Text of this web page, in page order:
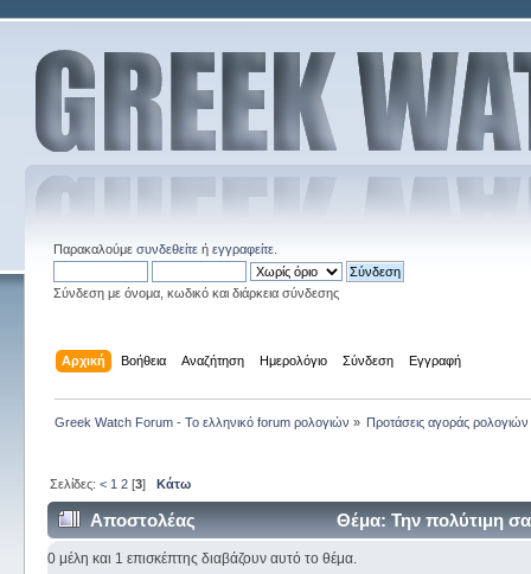
Παρακαλούμε συνδεθείτεή εγγραφείτε.
Σύνδεση με όνομα, κωδικό και διάρκεια σύνδεσης
Αρχική Βοήθεια Αναζήτηση Ημερολόγιο Σύνδεση Εγγραφή
Greek Watch Forum - Το ελληνικό forum ρολογιών » Προτάσεις αγοράς ρολογιών
Σελίδες: < 1 2[3] Κάτω
Αποστολέας Θέμα: Την πολύτιμη
0 μέλη και 1 επισκέπτης διαβάζουν αυτό το θέμα.